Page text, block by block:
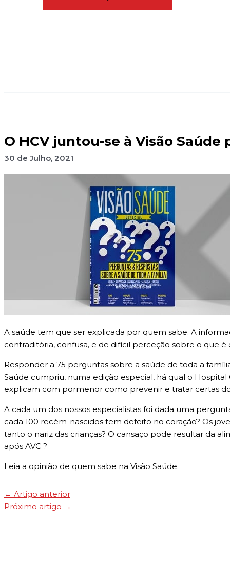
O HCV juntou-se à Visão
30 de Julho, 2021
A saúde tem que ser explicada por quem sabe. A
contraditória, confusa, e de difícil perceção sobre o que
Responder a 75 perguntas sobre a saúde de toda a
Saúde cumpriu, numa edição especial, há qual o
explicam com pormenor como prevenir e tratar certas
A cada um dos nossos especialistas foi dada uma
cada 100 recém-nascidos tem defeito no coração? Os
tanto o nariz das crianças? O cansaço pode resultar da
após AVC ?
Leia a opinião de quem sabe na Visão Saúde.
← Artigo anterior
Próximo artigo →